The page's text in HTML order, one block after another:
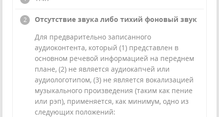
Отсутствие звука либо тихий фоновый звук
Для предварительно записанного
аудиоконтента, который (1) представлен в
основном речевой информацией на переднем
плане, (2) не является аудиокапчей или
аудиологотипом, (3) не является вокализацией
музыкального произведения (таким как пение
или рэп), применяется, как минимум, одно из
следующих положений: